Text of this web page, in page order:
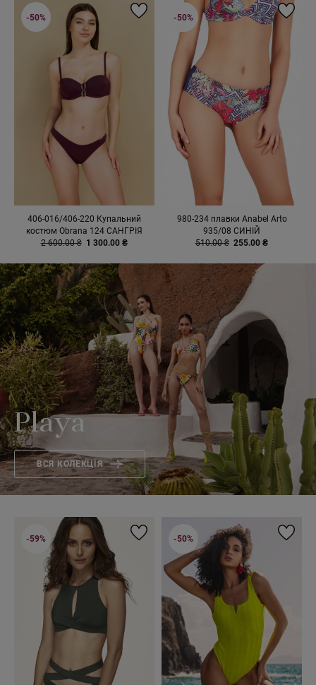
406-016/406-220 Купальний
костюм Obrana 124 САНГРІЯ
2 600.00 ₴ 1 300.00 ₴
-50%
980-234 плавки Anabel Arto
935/08 СИНІЙ
510.00 ₴ 255.00 ₴
-50%
Playa
ВСЯ КОЛЕКЦІЯ
-59% -50%